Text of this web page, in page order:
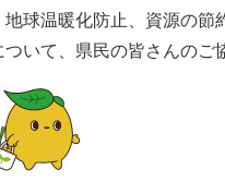
球温暖化防止、資源の節
ついて、県民の皆さんのご